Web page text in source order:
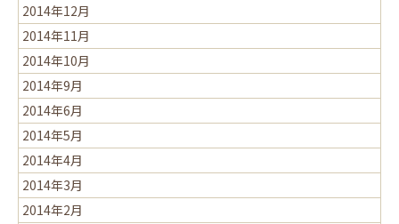
2014年12月
2014年11月
2014年10月
2014年9月
2014年6月
2014年5月
2014年4月
2014年3月
2014年2月